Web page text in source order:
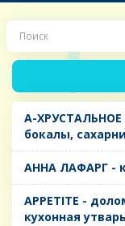
A-
бокалы,
AHHA ЛАФАРГ -
APPETITE -
кухонная утварь